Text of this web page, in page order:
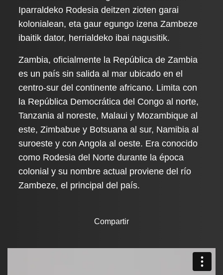
Iparraldeko Rodesia deitzen zioten garai
kolonialean, eta gaur egungo izena Zambeze
ibaitik dator, herrialdeko ibai nagusitik.
Zambia, oficialmente la República de Zambia
es un país sin salida al mar ubicado en el
centro-sur del continente africano. Limita con
la República Democrática del Congo al norte,
Tanzania al noreste, Malaui y Mozambique al
este, Zimbabue y Botsuana al sur, Namibia al
suroeste y con Angola al oeste. Era conocido
como Rodesia del Norte durante la época
colonial y su nombre actual proviene del río
Zambeze, el principal del país.
Compartir